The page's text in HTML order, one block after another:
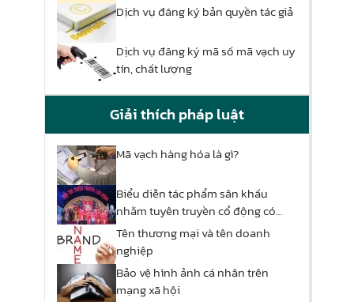
Dịch vụ đăng ký bản quyền tác giả
Dịch vụ đăng ký mã số mã vạch uy
tín, chất lượng
Giải thích pháp luật
Mã vạch hàng hóa là gì?
Biểu diễn tác phẩm sân khấu
nhằm tuyên truyền cổ động có
phải xin phép hay không
Tên thương mại và tên doanh
nghiệp
Bảo vệ hình ảnh cá nhân trên
mạng xã hội